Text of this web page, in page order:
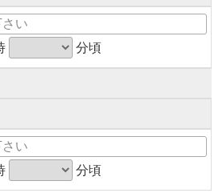
分頃
分頃